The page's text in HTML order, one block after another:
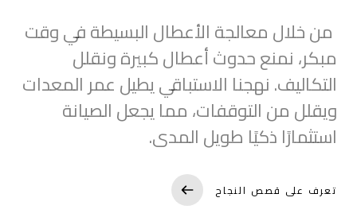
من خلال معالجة الأعطال البسيطة في وقت
مبكر، نمنع حدوث أعطال كبيرة ونقلل
التكاليف. نهجنا الاستباقي يطيل عمر المعدات
ويقلل من التوقفات، مما يجعل الصيانة
استثمارًا ذكيًا طويل المدى.
تعرف على قصص النجاح